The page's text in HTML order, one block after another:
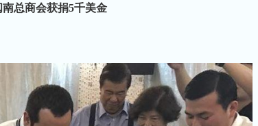
总商会获捐5千美金